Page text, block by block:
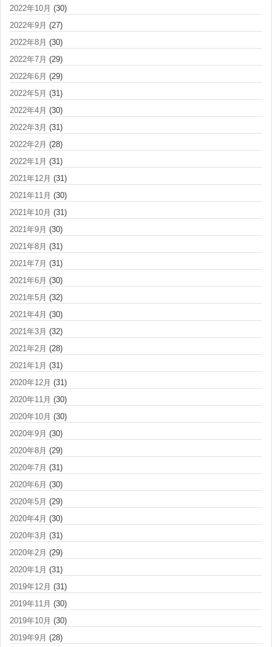
2022年10月 (30)
2022年9月 (27)
2022年8月 (30)
2022年7月 (29)
2022年6月 (29)
2022年5月 (31)
2022年4月 (30)
2022年3月 (31)
2022年2月 (28)
2022年1月 (31)
2021年12月 (31)
2021年11月 (30)
2021年10月 (31)
2021年9月 (30)
2021年8月 (31)
2021年7月 (31)
2021年6月 (30)
2021年5月 (32)
2021年4月 (30)
2021年3月 (32)
2021年2月 (28)
2021年1月 (31)
2020年12月 (31)
2020年11月 (30)
2020年10月 (30)
2020年9月 (30)
2020年8月 (29)
2020年7月 (31)
2020年6月 (30)
2020年5月 (29)
2020年4月 (30)
2020年3月 (31)
2020年2月 (29)
2020年1月 (31)
2019年12月 (31)
2019年11月 (30)
2019年10月 (30)
2019年9月 (28)